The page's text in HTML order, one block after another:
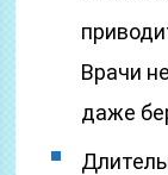
Врачи
даже